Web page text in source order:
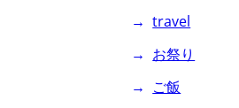
travel
お祭り
ご飯